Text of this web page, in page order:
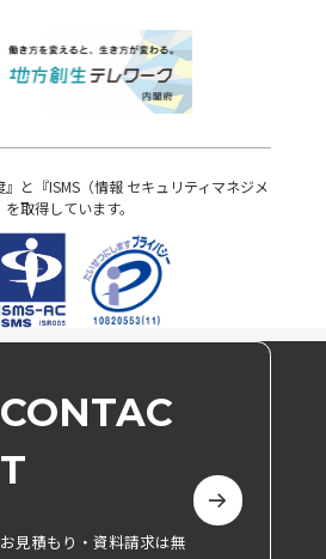
と『ISMS（情報 セキュリティマネジメ
取得しています。
CONTAC
T
お見積もり・資料請求は無